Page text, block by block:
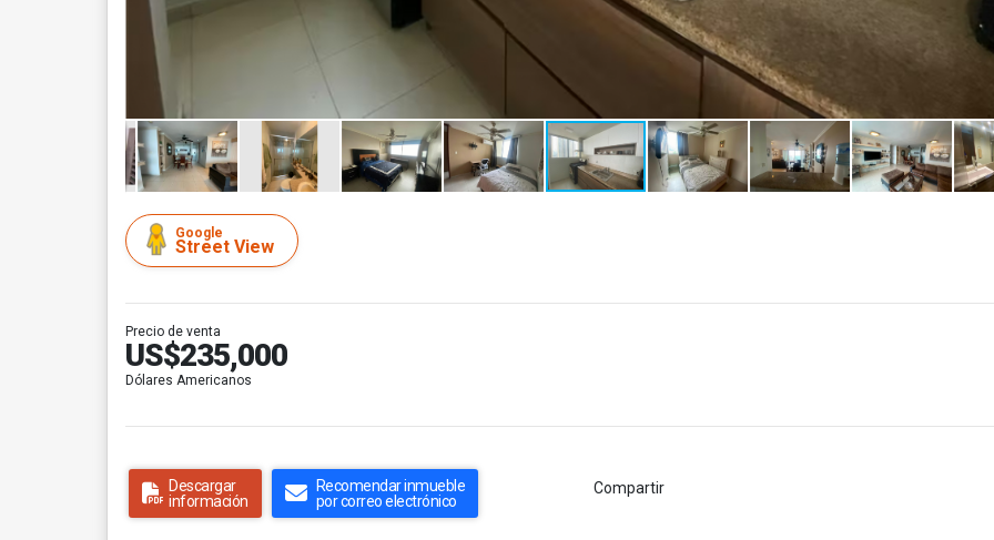
Google
Street View
Precio de venta
US$235,000
Dólares Americanos
Descargar
información
Recomendar inmueble
por correo electrónico
Compartir